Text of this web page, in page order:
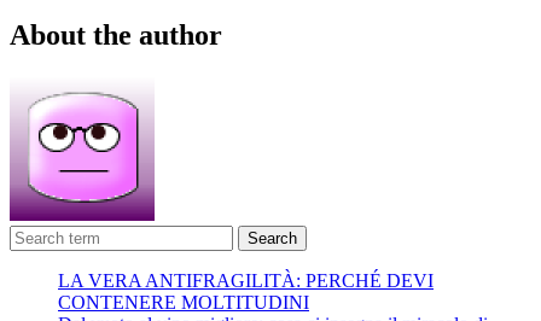
About the author
Search
LA VERA ANTIFRAGILITÀ: PERCHÉ DEVI
CONTENERE MOLTITUDINI